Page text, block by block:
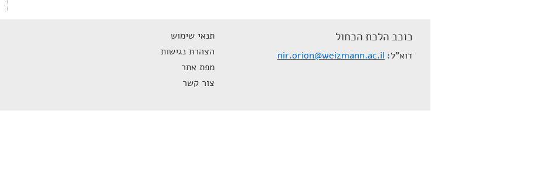
כוכב הלכת הכחול
דוא"ל nir.orion@weizmann.ac.il
תנאי שימוש
הצהרת נגישות
מפת אתר
צור קשר